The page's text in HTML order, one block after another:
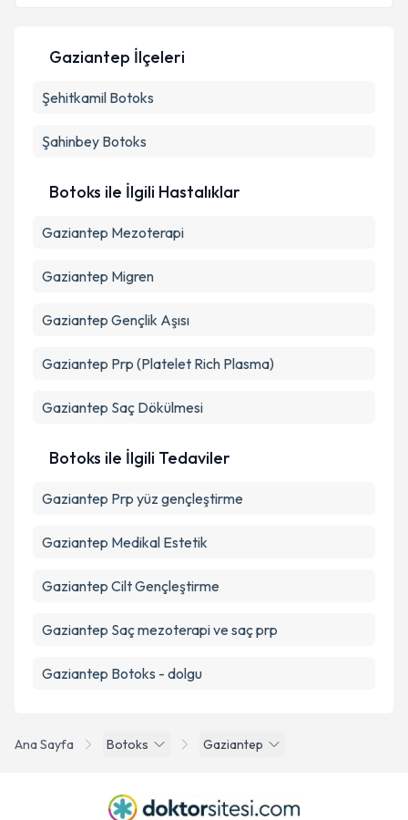
Metni'ni okudum ve kişisel verilerimin belirtilen
kapsamda işlenmesini kabul ediyorum.
Ana Sayfa Botoks Gaziantep
Gaziantep İlçeleri
Şehitkamil Botoks
Şahinbey Botoks
Botoks ile İlgili Hastalıklar
Gaziantep Mezoterapi
Gaziantep Migren
Gaziantep Gençlik Aşısı
Gaziantep Prp (Platelet Rich Plasma)
Gaziantep Saç Dökülmesi
Botoks ile İlgili Tedaviler
Gaziantep Prp yüz gençleştirme
Gaziantep Medikal Estetik
Gaziantep Cilt Gençleştirme
Gaziantep Saç mezoterapi ve saç prp
Gaziantep Botoks - dolgu